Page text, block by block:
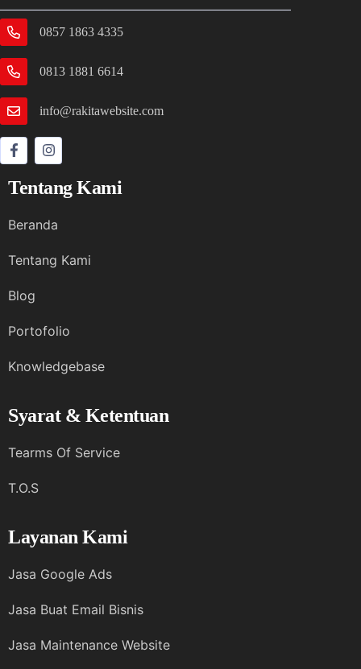
0857 1863 4335
0813 1881 6614
info@rakitawebsite.com
Tentang Kami
Beranda
Tentang Kami
Blog
Portofolio
Knowledgebase
Syarat & Ketentuan
Tearms Of Service
T.O.S
Layanan Kami
Jasa Google Ads
Jasa Buat Email Bisnis
Jasa Maintenance Website